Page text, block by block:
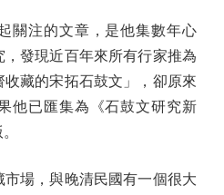
注的文章，是他集數年心
發現近百年來所有行家推為
藏的宋拓石鼓文」，卻原來
他已匯集為《石鼓文研究新
場，與晚清民國有一個很大